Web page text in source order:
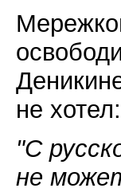
не хотел:
"С
не